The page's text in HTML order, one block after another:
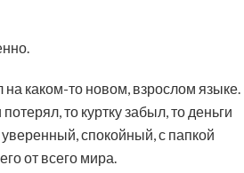
на каком-то новом, взрослом языке.
то куртку забыл, то деньги
спокойный, с папкой
от всего мира.